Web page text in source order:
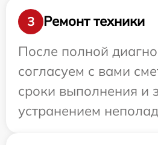
3
Ремонт техники
После полной
согласуем с вами
сроки выполнения и
устранением